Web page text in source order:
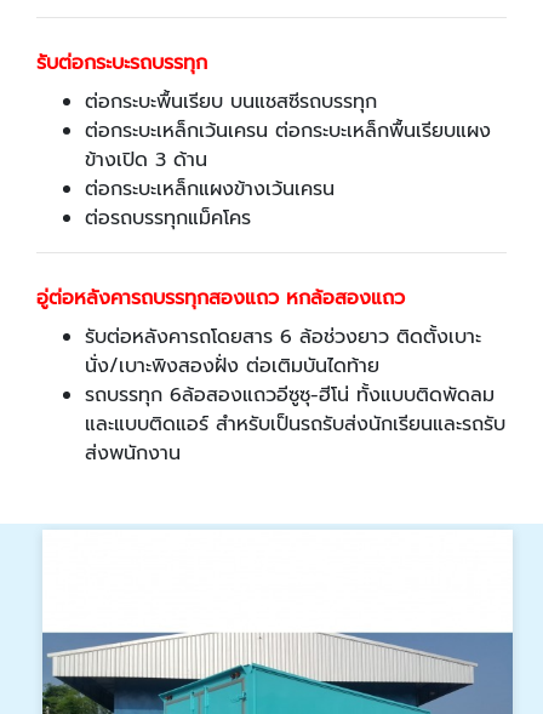
รับต่อกระบะรถบรรทุก
ต่อกระบะพื้นเรียบ บนแชสซีรถบรรทุก
ต่อกระบะเหล็กเว้นเครน ต่อกระบะเหล็กพื้นเรียบแผง
ข้างเปิด 3 ด้าน
ต่อกระบะเหล็กแผงข้างเว้นเครน
ต่อรถบรรทุกแม็คโคร
อู่ต่อหลังคารถบรรทุกสองแถว หกล้อสองแถว
รับต่อหลังคารถโดยสาร 6 ล้อช่วงยาว ติดตั้งเบาะ
นั่ง/เบาะพิงสองฝั่ง ต่อเติมบันไดท้าย
รถบรรทุก 6ล้อสองแถวอีซูซุ-ฮีโน่ ทั้งแบบติดพัดลม
และแบบติดแอร์ สำหรับเป็นรถรับส่งนักเรียนและรถรับ
ส่งพนักงาน